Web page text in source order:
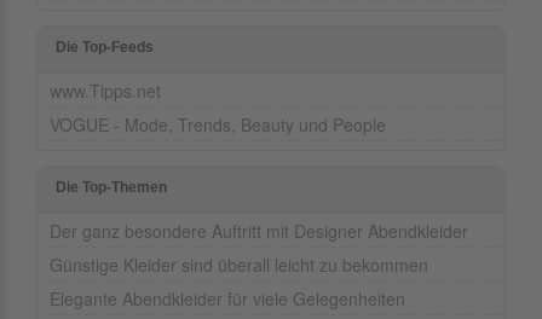
Die Top-Feeds
www.Tipps.net
VOGUE - Mode, Trends, Beauty und People
Die Top-Themen
Der ganz besondere Auftritt mit Designer Abendkleider
Günstige Kleider sind überall leicht zu bekommen
Elegante Abendkleider für viele Gelegenheiten